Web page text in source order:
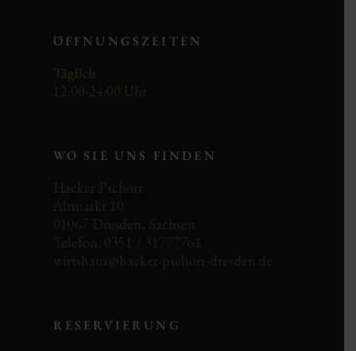
ÖFFNUNGSZEITEN
Täglich
12:00-24:00 Uhr
WO SIE UNS FINDEN
Hacker Pschorr
Altmarkt 10
01067 Dresden, Sachsen
Telefon: 0351 / 31777761
wirtshaus@hacker-pschorr-dresden.de
RESERVIERUNG